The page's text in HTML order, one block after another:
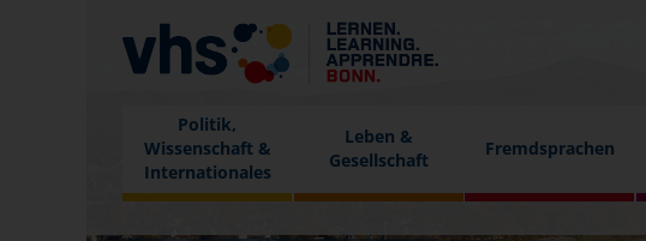
Politik,
Wissenschaft &
Internationales
Leben &
Gesellschaft
Fremdsprachen